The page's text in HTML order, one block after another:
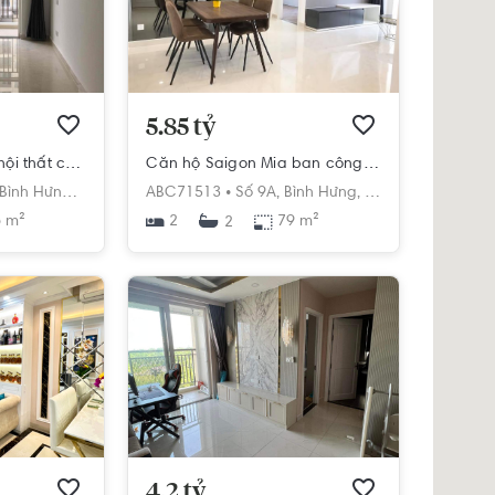
Căn hộ Saigon Mia nội thất cơ bản, thiết kế hiện đại
Bình Hưng, Bình Chánh, Hồ Chí Minh
m²
5.85 tỷ
Căn hộ Saigon Mia ban công hướng Đông, view thoáng mát
ABC71513 • Số 9A, Bình Hưng, Bình Chánh,
2
2 79 m²